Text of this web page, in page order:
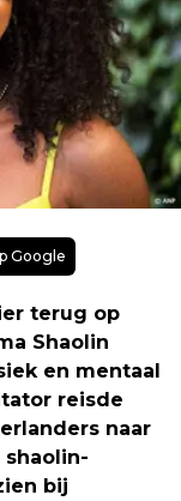
Google
terug op
Shaolin
en mentaal
reisde
naar
bij